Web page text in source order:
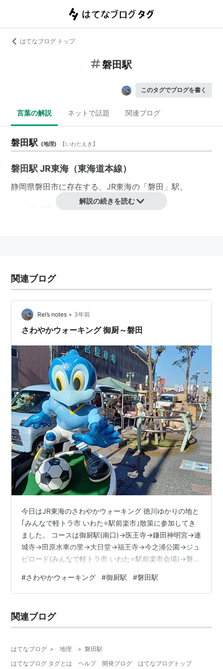
はてなブログ トップ
磐田駅
このタグでブログを書く
言葉の解説 ネットで話題 関連ブログ
磐田駅 (地理) 【いわたえき 】
磐田駅 JR東海（東海道本線）
静岡県磐田市に存在する、JR東海の「磐田 」駅。
路線案内 JR東海＜＜
↑上段続き
■ 東海道本線（静岡以東）…（至・沼津 三島駅 熱
海駅 東京駅）
○リスト：駅キーワード
○リスト：駅つきキーワード
解説の続きを読む
関連ブログ
Rei’s notes • 3年前
さわやかウォーキング 御厨～磐田
今日はJR東海のさわやかウォーキング 徳川ゆかりの地と
｢みんなで軽トラ市 いわた⭐駅前楽市｣散策に参加してき
ました。 コースは御厨駅(南口)→医王寺→鎌田神明宮→連
城寺→田原水車の里→大日堂→福王寺→今之浦公園→ジュ
ビロード(みんなで軽トラ市 いわた⭐駅前楽市会場)→磐田
スタートです。 最初の目的地、医王寺に着きました。 東
海の苔寺とも呼ばれているそうです。 今日はみくりやあ
公園のそばにありました。 連城寺に着きました。 本堂の
前に恵比寿、大黒天が建てられていました。 さらに1…
#さわやかウォーキング #御厨駅 #磐田駅
関連ブログ
はてなブログ > 地理 > 磐田駅
はてなブログ タグとは
ヘルプ 開発ブログ はてなブログトップ